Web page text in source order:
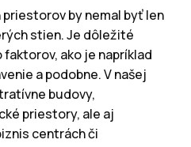
by nemal byť len
stien. Je dôležité
ako je napríklad
a podobne. V našej
budovy,
priestory, ale aj
centrách či